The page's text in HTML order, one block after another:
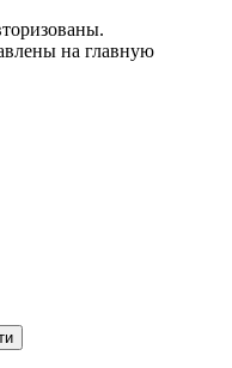
на главную